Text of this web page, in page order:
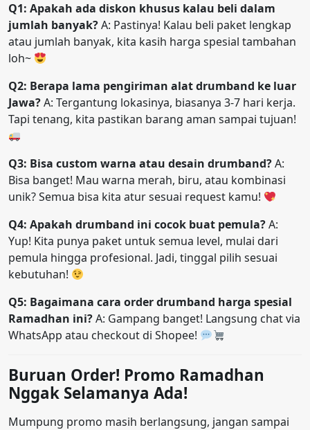
Q1: Apakah ada diskon khusus kalau beli dalam
jumlah banyak?A: Pastinya! Kalau beli paket lengkap
atau jumlah banyak, kita kasih harga spesial tambahan
loh~
Q2: Berapa lama pengiriman alat drumband ke luar
Jawa?A: Tergantung lokasinya, biasanya 3-7 hari kerja.
Tapi tenang, kita pastikan barang aman sampai tujuan!
Q3: Bisa custom warna atau desain drumband?A:
Bisa banget! Mau warna merah, biru, atau kombinasi
unik? Semua bisa kita atur sesuai request kamu!
Q4: Apakah drumband ini cocok buat pemula?A:
Yup! Kita punya paket untuk semua level, mulai dari
pemula hingga profesional. Jadi, tinggal pilih sesuai
kebutuhan!
Q5: Bagaimana cara order drumband harga spesial
Ramadhan ini?A: Gampang banget! Langsung chat via
WhatsApp atau checkout di Shopee!
Buruan Order! Promo Ramadhan
Nggak Selamanya Ada!
Mumpung promo masih berlangsung, jangan sampai